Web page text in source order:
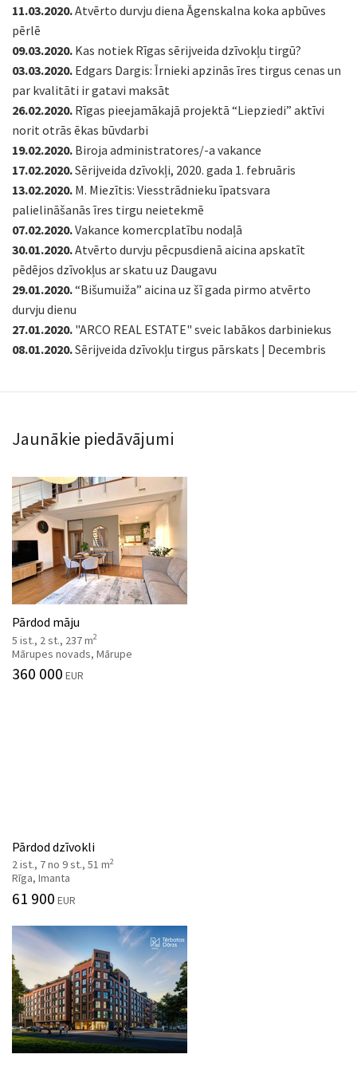
11.03.2020.Atvērto durvju diena Āgenskalna koka apbūves
pērlē
09.03.2020. Kas notiek Rīgas sērijveida dzīvokļu tirgū?
03.03.2020. Edgars Dargis: Īrnieki apzinās īres tirgus cenas un
par kvalitāti ir gatavi maksāt
26.02.2020. Rīgas pieejamākajā projektā “Liepziedi” aktīvi
norit otrās ēkas būvdarbi
19.02.2020. Biroja administratores/-a vakance
17.02.2020.Sērijveida dzīvokļi, 2020. gada 1. februāris
13.02.2020. M. Miezītis: Viesstrādnieku īpatsvara
palielināšanās īres tirgu neietekmē
07.02.2020.Vakance komercplatību nodaļā
30.01.2020.Atvērto durvju pēcpusdienā aicina apskatīt
pēdējos dzīvokļus ar skatu uz Daugavu
29.01.2020.“Bišumuiža” aicina uz šī gada pirmo atvērto
durvju dienu
27.01.2020. "ARCO REAL ESTATE" sveic labākos darbiniekus
08.01.2020.Sērijveida dzīvokļu tirgus pārskats | Decembris
Jaunākie piedāvājumi
Pārdod māju
5 ist., 2 st., 237 m2
Mārupes novads, Mārupe
360 000 EUR
Pārdod dzīvokli
2 ist., 7 no 9 st., 51 m2
Rīga, Imanta
61 900 EUR